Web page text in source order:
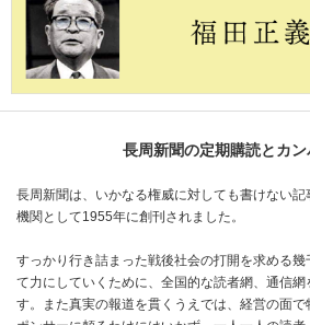
長周新聞の定期購読とカン
長周新聞は、いかなる権威に対しても書けない
機関として1955年に創刊されました。
すっかり行き詰まった戦後社会の打開を求める
て力にしていくために、全国的な読者網、通信網
す。また真実の報道を貫くうえでは、経営の面